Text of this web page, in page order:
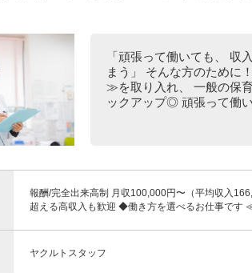
「頑張って働いても、 収
まう」 そんな方のために
≫を取り入れ、 一般の保
ックアップ◎ 頑張って働
報酬/完全出来高制 月収100,000円〜（平均収入
超える高収入も歓迎 ◆働き方を選べるお仕事で
ヤクルトスタッフ